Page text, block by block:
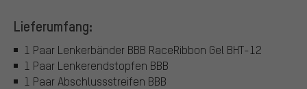
Lieferumfang:
1 Paar Lenkerbänder BBB RaceRibbon Gel BHT-12
1 Paar Lenkerendstopfen BBB
1 Paar Abschlussstreifen BBB